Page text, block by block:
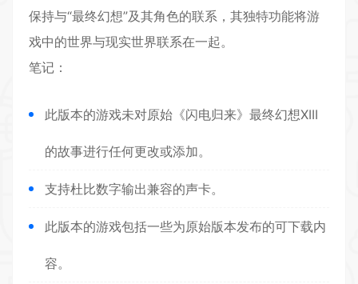
保持与“最终幻想”及其角色的联系，其独特功能将游
戏中的世界与现实世界联系在一起。
笔记：
此版本的游戏未对原始《闪电归来》最终幻想XIII
的故事进行任何更改或添加。
支持杜比数字输出兼容的声卡。
此版本的游戏包括一些为原始版本发布的可下载内
容。